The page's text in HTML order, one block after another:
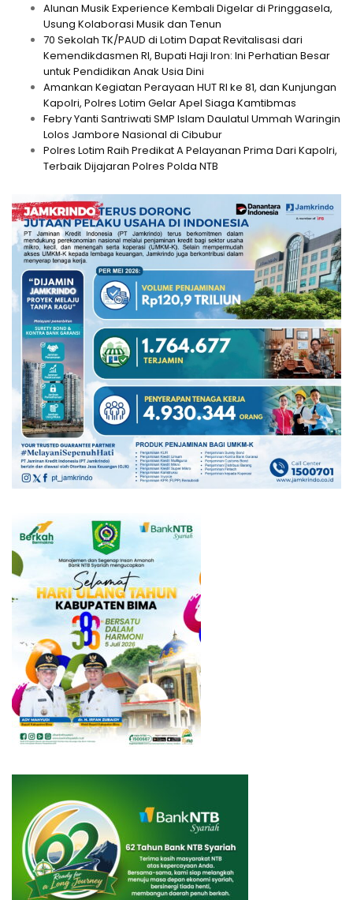
Alunan Musik Experience Kembali Digelar di Pringgasela,
Usung Kolaborasi Musik dan Tenun
70 Sekolah TK/PAUD di Lotim Dapat Revitalisasi dari
Kemendikdasmen RI, Bupati Haji Iron: Ini Perhatian Besar
untuk Pendidikan Anak Usia Dini
Amankan Kegiatan Perayaan HUT RI ke 81, dan Kunjungan
Kapolri, Polres Lotim Gelar Apel Siaga Kamtibmas
Febry Yanti Santriwati SMP Islam Daulatul Ummah Waringin
Lolos Jambore Nasional di Cibubur
Polres Lotim Raih Predikat A Pelayanan Prima Dari Kapolri,
Terbaik Dijajaran Polres Polda NTB